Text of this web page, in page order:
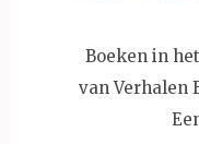
Boeken in
van Verhalen